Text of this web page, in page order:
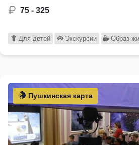
75 - 325
Для детей Экскурсии Образ
Пушкинская карта